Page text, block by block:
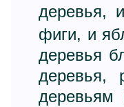
деревья,
фиги, и
деревья
деревья,
деревьям